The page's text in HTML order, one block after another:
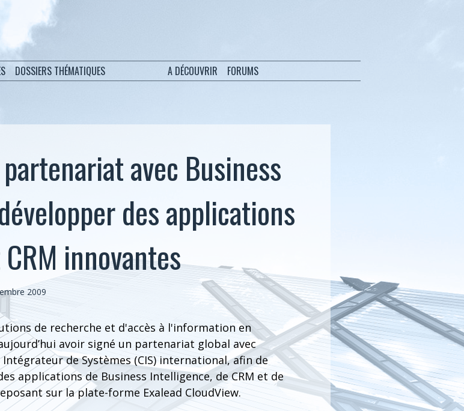
DOSSIERS THÉMATIQUES A DÉCOUVRIR FORUMS
avec Business
des applications
innovantes
2009
de recherche et d'accès à l'information en
avoir signé un partenariat global avec
de Systèmes (CIS) international, afin de
applications de Business Intelligence, de CRM et de
sur la plate-forme Exalead CloudView.